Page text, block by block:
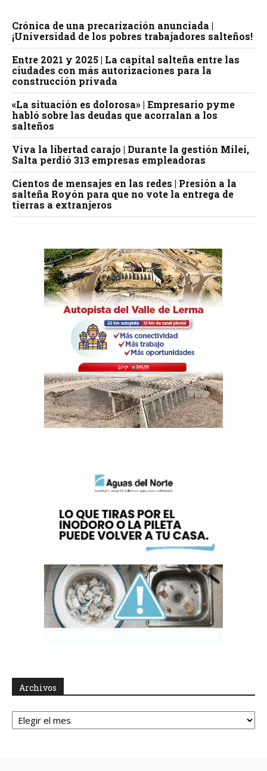
Crónica de una precarización anunciada |
¡Universidad de los pobres trabajadores salteños!
Entre 2021 y 2025 | La capital salteña entre las
ciudades con más autorizaciones para la
construcción privada
«La situación es dolorosa» | Empresario pyme
habló sobre las deudas que acorralan a los
salteños
Viva la libertad carajo | Durante la gestión Milei,
Salta perdió 313 empresas empleadoras
Cientos de mensajes en las redes | Presión a la
salteña Royón para que no vote la entrega de
tierras a extranjeros
Archivos
Archivos